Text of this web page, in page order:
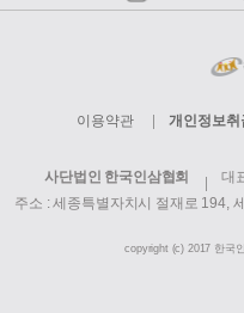
이용약관 개인정보취
사단법인 한국인삼협회
대
주소 : 세종특별자치시 절재로 194,
copyright (c) 2017 한국